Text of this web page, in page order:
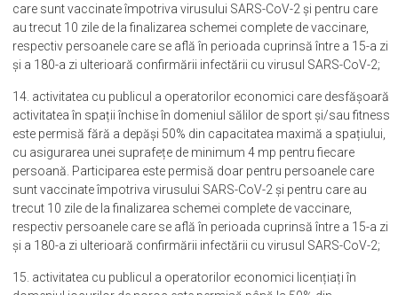
care sunt vaccinate împotriva virusului SARS-CoV-2 și pentru care
au trecut 10 zile de la finalizarea schemei complete de vaccinare,
respectiv persoanele care se află în perioada cuprinsă între a 15-a zi
și a 180-a zi ulterioară confirmării infectării cu virusul SARS-CoV-2;
14. activitatea cu publicul a operatorilor economici care desfășoară
activitatea în spații închise în domeniul sălilor de sport și/sau fitness
este permisă fără a depăși 50% din capacitatea maximă a spațiului,
cu asigurarea unei suprafețe de minimum 4 mp pentru fiecare
persoană. Participarea este permisă doar pentru persoanele care
sunt vaccinate împotriva virusului SARS-CoV-2 și pentru care au
trecut 10 zile de la finalizarea schemei complete de vaccinare,
respectiv persoanele care se află în perioada cuprinsă între a 15-a zi
și a 180-a zi ulterioară confirmării infectării cu virusul SARS-CoV-2;
15. activitatea cu publicul a operatorilor economici licențiați în